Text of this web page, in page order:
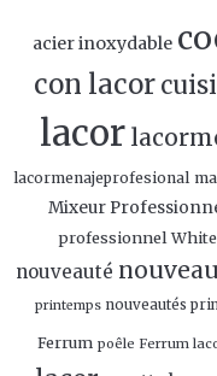
acier inoxydable
con lacor
lacor
lacormenajeprofesional
Mixeur
professionnel White
nouveauté
printemps nouveautés
Ferrum poêle Ferrum